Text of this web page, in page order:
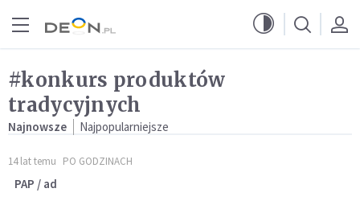
#konkurs produktów
tradycyjnych
Najnowsze Najpopularniejsze
14 lat temu PO GODZINACH
PAP / ad